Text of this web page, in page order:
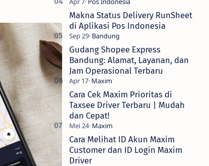
Makna Status Delivery RunSheet
di Aplikasi Pos Indonesia
Gudang Shopee Express
Bandung: Alamat, Layanan, dan
Jam Operasional Terbaru
Cara Cek Maxim Prioritas di
Taxsee Driver Terbaru | Mudah
dan Cepat!
Cara Melihat ID Akun Maxim
Customer dan ID Login Maxim
Driver